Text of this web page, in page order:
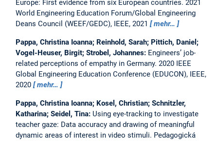
Europe: First evidence from six European countries. 2021
World Engineering Education Forum/Global Engineering
Deans Council (WEEF/GEDC), IEEE, 2021
mehr…
Pappa, Christina Ioanna; Reinhold, Sarah; Pittich, Daniel;
Vogel-Heuser, Birgit; Strobel, Johannes: Engineers’ job-
related perceptions of empathy in Germany. 2020 IEEE
Global Engineering Education Conference (EDUCON), IEEE,
2020
mehr…
Pappa, Christina Ioanna; Kosel, Christian; Schnitzler,
Katharina; Seidel, Tina: Using eye-tracking to investigate
teacher gaze: Data accuracy and drawing of meaningful
dynamic areas of interest in video stimuli. Pedagogická